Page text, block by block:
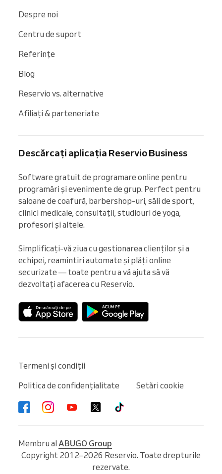
Despre noi
Centru de suport
Referințe
Blog
Reservio vs. alternative
Afiliați & parteneriate
Descărcați aplicația Reservio Business
Software gratuit de programare online pentru
programări și evenimente de grup. Perfect pentru
saloane de coafură, barbershop-uri, săli de sport,
clinici medicale, consultații, studiouri de yoga,
profesori și altele.
Simplificați-vă ziua cu gestionarea clienților și a
echipei, reamintiri automate și plăți online
securizate — toate pentru a vă ajuta să vă
dezvoltați afacerea cu Reservio.
Termeni și condiții
Politica de confidențialitate
Setări cookie
Membru al ABUGO Group
Copyright 2012–2026 Reservio. Toate drepturile
rezervate.